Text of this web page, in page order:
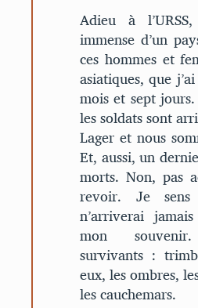
Adieu à
immense d’un
ces hommes et
asiatiques, que
mois et sept
les soldats sont
Lager et nous
Et, aussi, un
morts. Non, pas
revoir. Je
n’arriverai
mon
survivants :
eux, les ombres,
les cauchemars.